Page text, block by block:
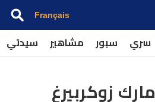
Français
سري سبور مشاهير سيدتي
مارك زوكربيرغ